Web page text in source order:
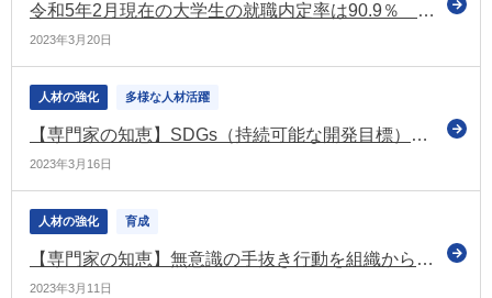
令和5年2月現在の大学生の就職内定率は90.9％ 3年ぶりの90％台でコロナ禍前の水準に（厚労省）
2023年3月20日
人材の強化 多様な人材活躍
【専門家の知恵】SDGs（持続可能な開発目標）達成に向けて積極的に取り組んでいますか
2023年3月16日
人材の強化 育成
【専門家の知恵】無意識の手抜き行動を組織から排除するには？
2023年3月11日